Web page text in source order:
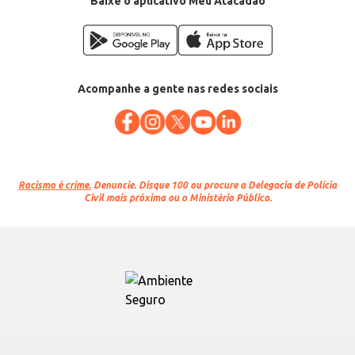
Acompanhe a gente nas redes sociais
Racismo é crime. Denuncie. Disque 100 ou procure a Delegacia de Polícia
Civil mais próxima ou o Ministério Público.